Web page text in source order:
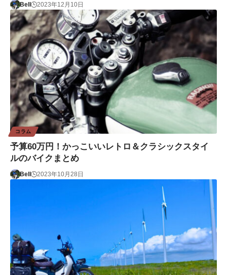
Bell 2023年12月10日
コラム
予算60万円！かっこいいレトロ＆クラシックスタイ
ルのバイクまとめ
Bell 2023年10月28日